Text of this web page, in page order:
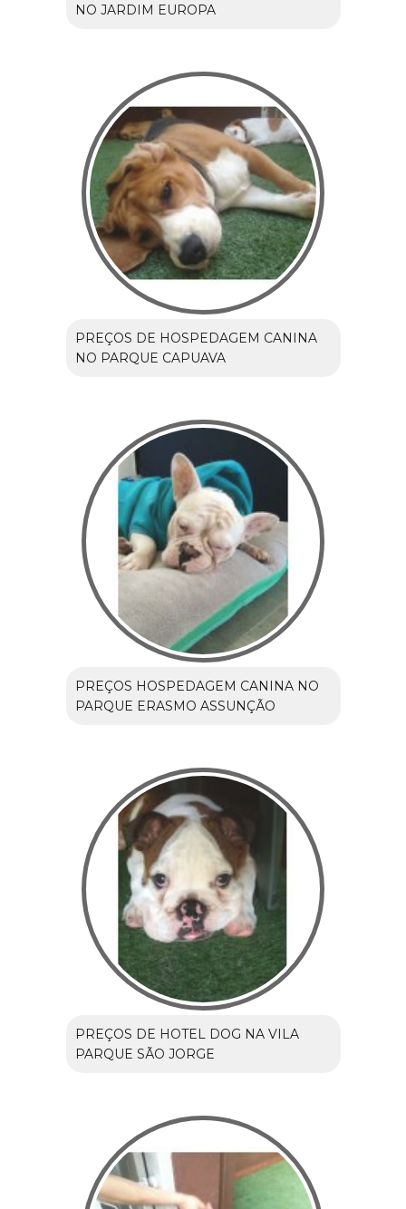
NO JARDIM EUROPA
PREÇOS DE HOSPEDAGEM CANINA
NO PARQUE CAPUAVA
PREÇOS HOSPEDAGEM CANINA NO
PARQUE ERASMO ASSUNÇÃO
PREÇOS DE HOTEL DOG NA VILA
PARQUE SÃO JORGE